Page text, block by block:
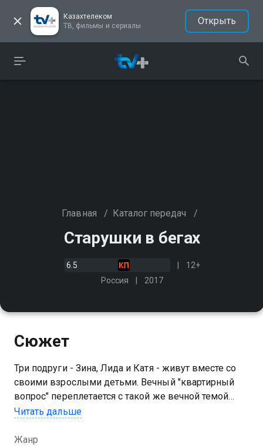
Казахтелеком
ТВ, фильмы и сериалы
Открыть
Главная / Каталог передач /
Старушки в бегах
6.5
12+
Россия
2017
Сюжет
Три подруги - Зина, Лида и Катя - живут вместе со
своими взрослыми детьми. Вечный "квартирный
вопрос" переплетается с такой же вечной темой
"отцов и детей". И в один прекрасный день дамы
накопившихся проблем…
Читать дальше
Жанр